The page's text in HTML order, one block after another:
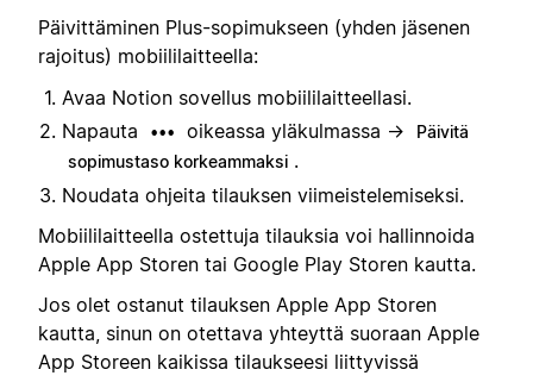
Päivittäminen Plus-sopimukseen (yhden jäsenen
rajoitus) mobiililaitteella:
Avaa Notion sovellus mobiililaitteellasi.
Napauta
••• oikeassa yläkulmassa →
Päivitä
sopimustaso korkeammaksi .
Noudata ohjeita tilauksen viimeistelemiseksi.
Mobiililaitteella ostettuja tilauksia voi hallinnoida
Apple App Storen tai Google Play Storen kautta.
Jos olet ostanut tilauksen Apple App Storen
kautta, sinun on otettava yhteyttä suoraan Apple
App Storeen kaikissa tilaukseesi liittyvissä